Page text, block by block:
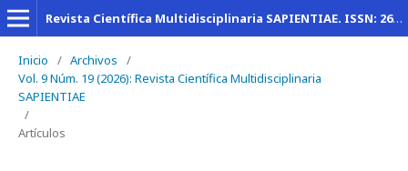
Revista Científica Multidisciplinaria SAPIENTIAE. ISSN: 2600-6030
Inicio / Archivos
/
Vol. 9 Núm. 19 (2026): Revista Científica Multidisciplinaria
SAPIENTIAE
/
Artículos